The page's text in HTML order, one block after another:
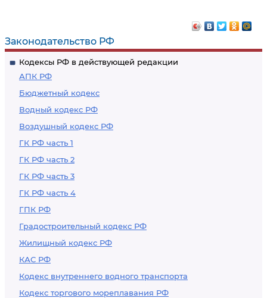
Законодательство РФ
Кодексы РФ в действующей редакции
АПК РФ
Бюджетный кодекс
Водный кодекс РФ
Воздушный кодекс РФ
ГК РФ часть 1
ГК РФ часть 2
ГК РФ часть 3
ГК РФ часть 4
ГПК РФ
Градостроительный кодекс РФ
Жилищный кодекс РФ
КАС РФ
Кодекс внутреннего водного транспорта
Кодекс торгового мореплавания РФ